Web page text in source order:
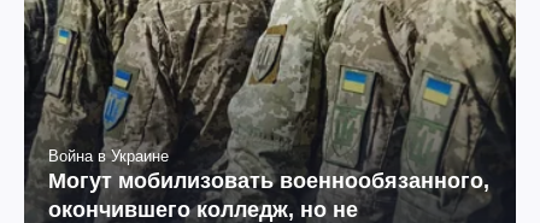
Война в Украине
Могут мобилизовать военнообязанного,
окончившего колледж, но не